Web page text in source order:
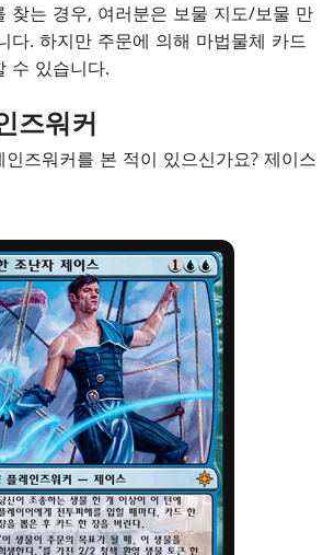
찾는 경우, 여러분은 보물 지도/보물 만
다. 하지만 주문에 의해 마법물체 카드
수 있습니다.
즈워커
즈워커를 본 적이 있으신가요? 제이스